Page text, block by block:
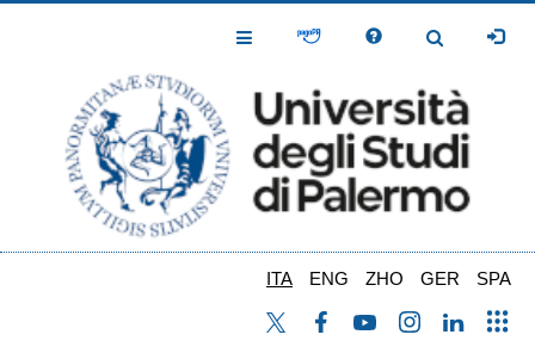
Toggle
Toggle
ITA ENG ZHO GER SPA